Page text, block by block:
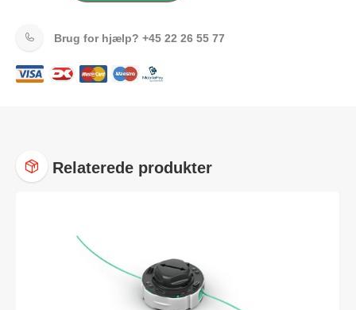
Brug for hjælp? +45 22 26 55 77
Relaterede produkter